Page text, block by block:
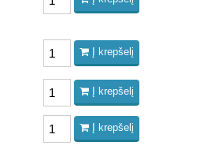
Į krepšelį
Į krepšelį
Į krepšelį